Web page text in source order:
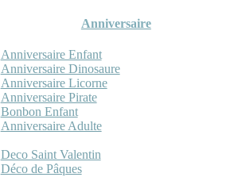
Anniversaire
Anniversaire Enfant
Anniversaire Dinosaure
Anniversaire Licorne
Anniversaire Pirate
Bonbon Enfant
Anniversaire Adulte
Deco Saint Valentin
Déco de Pâques